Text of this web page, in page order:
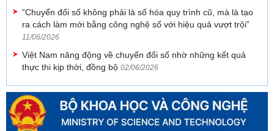
“Chuyển đổi số không phải là số hóa quy trình cũ, mà là tạo
ra cách làm mới bằng công nghệ số với hiệu quả vượt trội”
11/06/2026
Việt Nam năng động về chuyển đổi số nhờ những kết quả
thực thi kịp thời, đồng bộ 02/06/2026